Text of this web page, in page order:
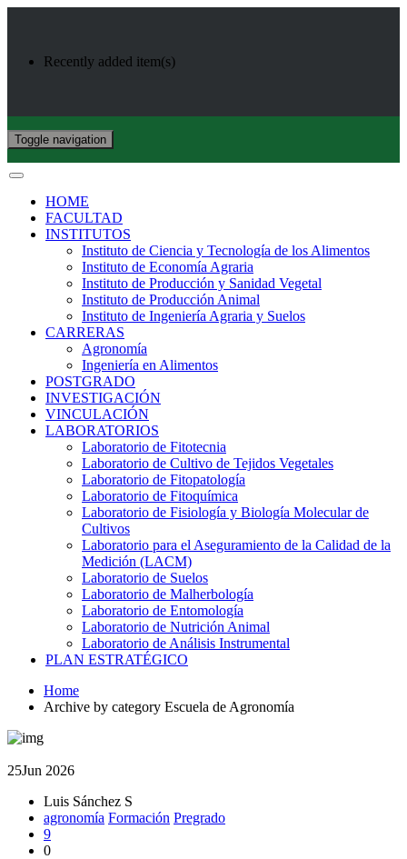
Recently added item(s)
Toggle navigation
HOME
FACULTAD
INSTITUTOS
Instituto de Ciencia y Tecnología de los Alimentos
Instituto de Economía Agraria
Instituto de Producción y Sanidad Vegetal
Instituto de Producción Animal
Instituto de Ingeniería Agraria y Suelos
CARRERAS
Agronomía
Ingeniería en Alimentos
POSTGRADO
INVESTIGACIÓN
VINCULACIÓN
LABORATORIOS
Laboratorio de Fitotecnia
Laboratorio de Cultivo de Tejidos Vegetales
Laboratorio de Fitopatología
Laboratorio de Fitoquímica
Laboratorio de Fisiología y Biología Molecular de
Cultivos
Laboratorio para el Aseguramiento de la Calidad de la
Medición (LACM)
Laboratorio de Suelos
Laboratorio de Malherbología
Laboratorio de Entomología
Laboratorio de Nutrición Animal
Laboratorio de Análisis Instrumental
PLAN ESTRATÉGICO
Home
Archive by category Escuela de Agronomía
25Jun 2026
Luis Sánchez S
agronomía Formación Pregrado
9
0